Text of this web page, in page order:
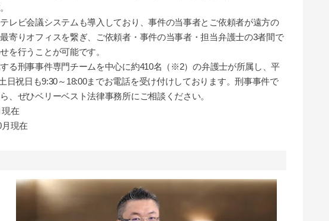
レビ会議システムも導入しており、事件の当事者とご依頼者が遠方の
寄りオフィスを繋ぎ、ご依頼者・事件の当事者・担当弁護士の3者間で
を行うことが可能です。
る刑事事件専門チームを中心に約410名（※2）の弁護士が所属し、平
日祝日も9:30～18:00までお電話を受け付けしております。刑事事件で
、ぜひベリーベスト法律事務所にご相談ください。
在
現在